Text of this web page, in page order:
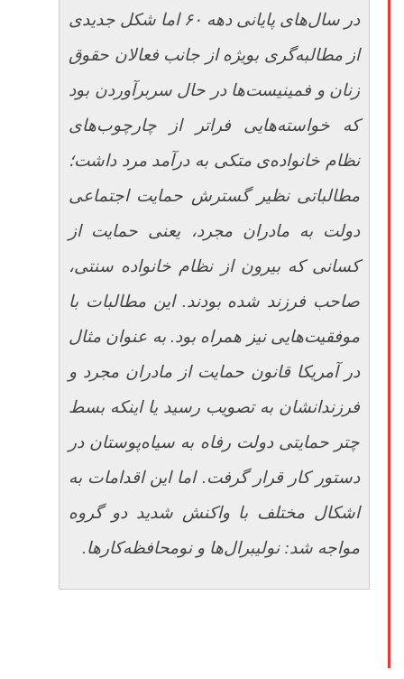
در سال‌های پایانی دهه ۶۰ اما شکل جدیدی
از مطالبه‌گری بویژه از جانب فعالان حقوق
زنان و فمینیست‌ها در حال سربرآوردن بود
که خواسته‌هایی فراتر از چارچوب‌های
نظام خانواده‌ی متکی به درآمد مرد داشت؛
مطالباتی نظیر گسترش حمایت اجتماعی
دولت به مادران مجرد، یعنی حمایت از
کسانی که بیرون از نظام خانواده سنتی،
صاحب فرزند شده بودند. این مطالبات با
موفقیت‌هایی نیز همراه بود. به عنوان مثال
در آمریکا قانون حمایت از مادران مجرد و
فرزندانشان به تصویب رسید یا اینکه بسط
چتر حمایتی دولت رفاه به سیاه‌پوستان در
دستور کار قرار گرفت. اما این اقدامات به
اشکال مختلف با واکنش شدید دو گروه
مواجه شد: نولیبرال‌ها و نومحافظه‌کارها.